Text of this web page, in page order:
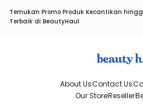
Temukan Promo Produk Kecantikan
Terbaik di BeautyHaul
About UsContact Us
Our StoreReseller